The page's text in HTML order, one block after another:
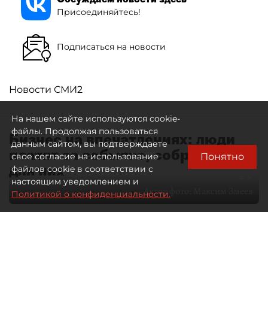
Присоединяйтесь!
Подписаться на новости
Новости СМИ2
Бизнес на впечатлениях: люди
платят за событие, собранное
для них
Автор фото:
На нашем сайте используются cookie-
файлы. Продолжая пользоваться
данным сайтом, вы подтверждаете
свое согласие на использование
файлов cookie в соответствии с
настоящим уведомлением и
Политикой о конфиденциальности.
Понятно